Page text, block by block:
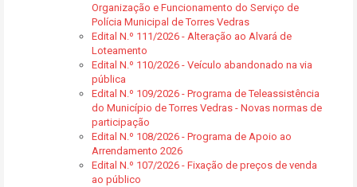
Organização e Funcionamento do Serviço de
Polícia Municipal de Torres Vedras
Edital N.º 111/2026 - Alteração ao Alvará de
Loteamento
Edital N.º 110/2026 - Veículo abandonado na via
pública
Edital N.º 109/2026 - Programa de Teleassistência
do Município de Torres Vedras - Novas normas de
participação
Edital N.º 108/2026 - Programa de Apoio ao
Arrendamento 2026
Edital N.º 107/2026 - Fixação de preços de venda
ao público